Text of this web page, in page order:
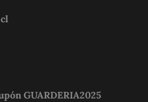
GUARDERIA2025